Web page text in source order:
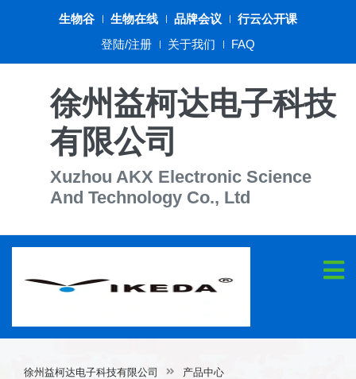
生物谷 生物在线 品牌会议
行云公开课
登陆/注册
关于我们 FAQ
徐州益柯达电子科技
有限公司
Xuzhou AKX Electronic Science
And Technology Co., Ltd
徐州益柯达电子科技有限公司 产品中心